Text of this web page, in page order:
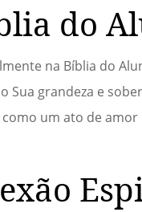
do
na Bíblia do
grandeza e
um ato de amor